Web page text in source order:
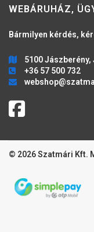
WEBÁRUHÁZ,
Bármilyen kérdés,
5100
+36 57 500 732
© 2026 Szatmári Kft.